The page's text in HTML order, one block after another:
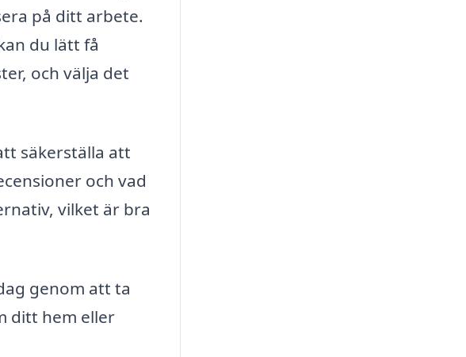
på ditt arbete.
du lätt få
och välja det
säkerställa att
och vad
vilket är bra
genom att ta
ditt hem eller